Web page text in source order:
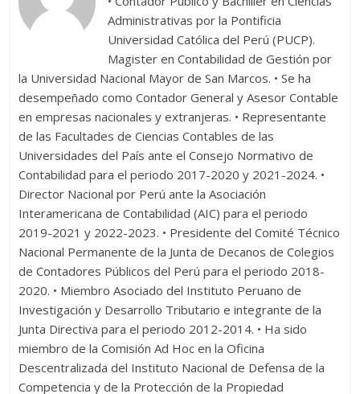
Administrativas por la Pontificia
Universidad Católica del Perú (PUCP).
Magister en Contabilidad de Gestión por
la Universidad Nacional Mayor de San Marcos. • Se ha
desempeñado como Contador General y Asesor Contable
en empresas nacionales y extranjeras. • Representante
de las Facultades de Ciencias Contables de las
Universidades del País ante el Consejo Normativo de
Contabilidad para el periodo 2017-2020 y 2021-2024. •
Director Nacional por Perú ante la Asociación
Interamericana de Contabilidad (AIC) para el periodo
2019-2021 y 2022-2023. • Presidente del Comité Técnico
Nacional Permanente de la Junta de Decanos de Colegios
de Contadores Públicos del Perú para el periodo 2018-
2020. • Miembro Asociado del Instituto Peruano de
Investigación y Desarrollo Tributario e integrante de la
Junta Directiva para el periodo 2012-2014. • Ha sido
miembro de la Comisión Ad Hoc en la Oficina
Descentralizada del Instituto Nacional de Defensa de la
Competencia y de la Protección de la Propiedad